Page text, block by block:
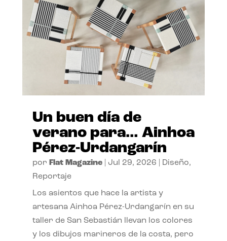
Un buen día de
verano para… Ainhoa
Pérez-Urdangarín
por Flat Magazine| Jul 29, 2026 Diseño,
Reportaje
Los asientos que hace la artista y
artesana Ainhoa Pérez-Urdangarín en su
taller de San Sebastián llevan los colores
y los dibujos marineros de la costa, pero